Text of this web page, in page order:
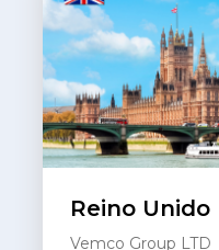
Reino Unido
Vemco Group LTD